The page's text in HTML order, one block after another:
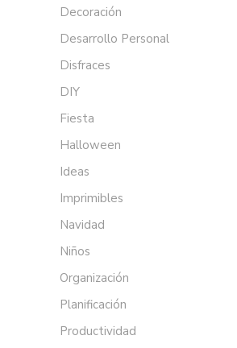
Decoración
Desarrollo Personal
Disfraces
DIY
Fiesta
Halloween
Ideas
Imprimibles
Navidad
Niños
Organización
Planificación
Productividad